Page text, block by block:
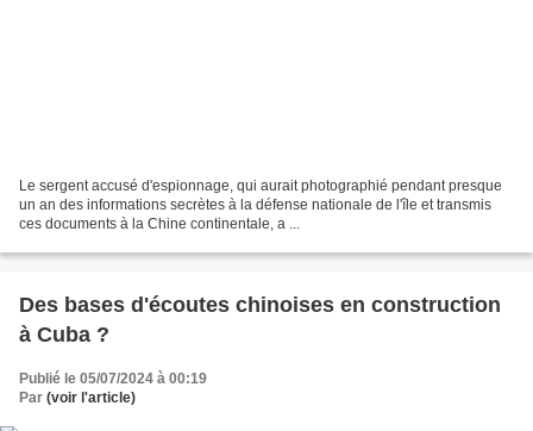
Le sergent accusé d'espionnage, qui aurait photographié pendant presque
un an des informations secrètes à la défense nationale de l'île et transmis
ces documents à la Chine continentale, a ...
Des bases d'écoutes chinoises en construction
à Cuba ?
Publié le 05/07/2024 à 00:19
Par (voir l'article)